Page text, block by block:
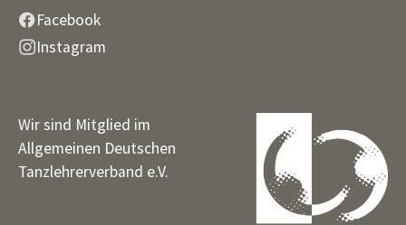
Facebook
Instagram
Wir sind Mitglied im
Allgemeinen Deutschen
Tanzlehrerverband e.V.